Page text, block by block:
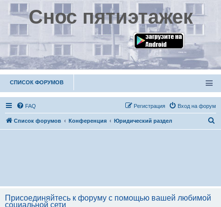
Снос пятиэтажек
СПИСОК ФОРУМОВ
FAQ Вход на форум
Регистрация
Список форумов Конференция Юридический раздел
Присоединяйтесь к форуму с помощью вашей любимой
социальной сети